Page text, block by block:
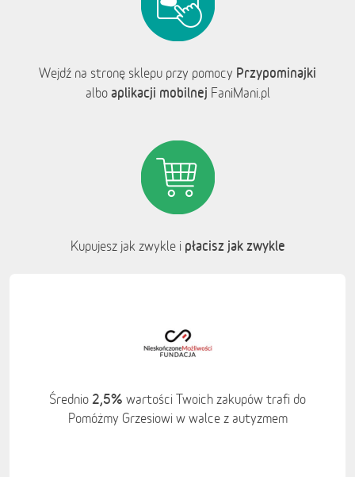
Wejdź na stronę sklepu przy pomocy Przypominajki
albo aplikacji mobilnej FaniMani.pl
Kupujesz jak zwykle i płacisz jak zwykle
Średnio 2,5% wartości Twoich zakupów trafi do
Pomóżmy Grzesiowi w walce z autyzmem